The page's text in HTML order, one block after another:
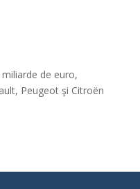
de euro,
Peugeot şi Citroën